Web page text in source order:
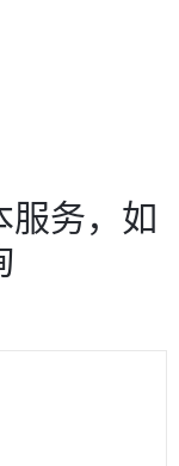
服务，如